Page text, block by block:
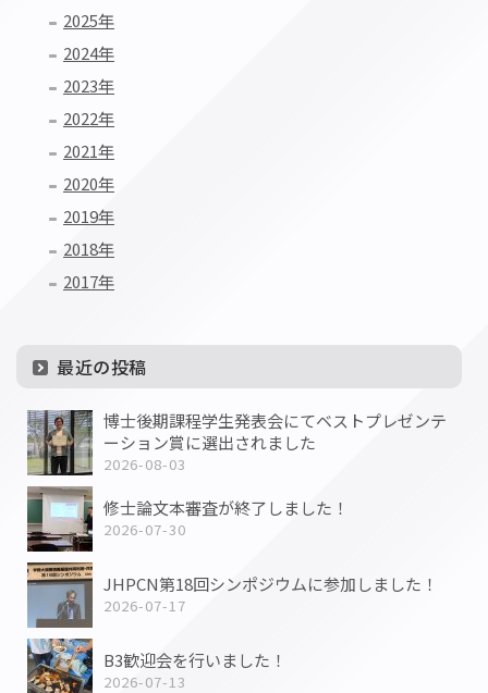
2025年
2024年
2023年
2022年
2021年
2020年
2019年
2018年
2017年
最近の投稿
博士後期課程学生発表会にてベストプレゼンテ
ーション賞に選出されました
2026-08-03
修士論文本審査が終了しました！
2026-07-30
JHPCN第18回シンポジウムに参加しました！
2026-07-17
B3歓迎会を行いました！
2026-07-13